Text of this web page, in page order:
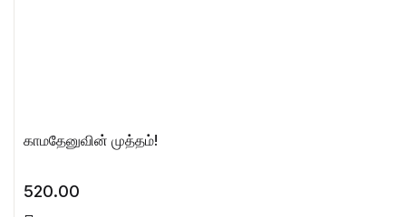
காமதேனுவின் முத்தம்!
520.00